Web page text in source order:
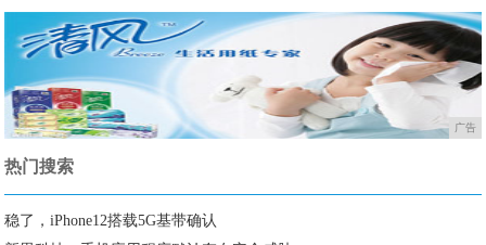
广告
热门搜索
稳了，iPhone12搭载5G基带确认